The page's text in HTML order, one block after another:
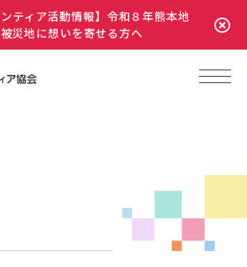
ンティア活動情報】令和８年熊本地
災地に想いを寄せる方へ